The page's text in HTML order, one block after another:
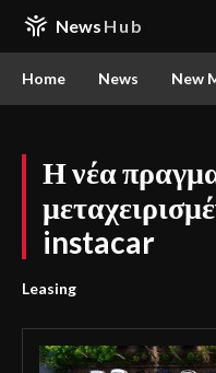
News Hub
Home News New
Η νέα
instacar
Leasing